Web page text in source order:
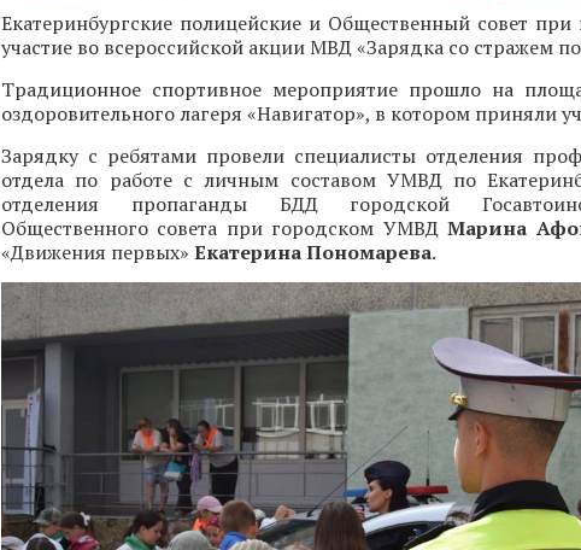
Екатеринбургские полицейские и Общественный совет
участие во всероссийской акции МВД «Зарядка со стражем
Традиционное спортивное мероприятие прошло на
оздоровительного лагеря «Навигатор», в котором приняли
Зарядку с ребятами провели специалисты отделения
отдела по работе с личным составом УМВД по
отделения пропаганды БДД городской
Общественного совета при городском УМВДМарина
«Движения первых» Екатерина Пономарева.